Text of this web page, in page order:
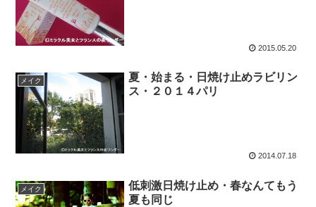
2015.05.20
メイク
夏・始まる・日焼け止めラビリン
ス・２０１４パリ
2014.07.18
メイク
低刺激日焼け止め・春なんてもう
夏も同じ